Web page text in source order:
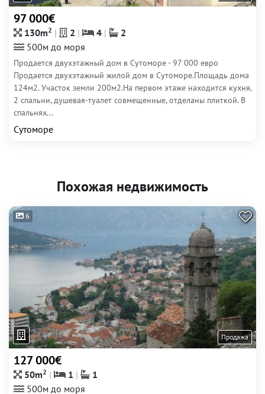
97 000€
130m2 2 4
2
500м до моря
Продается двухэтажный дом в Сутоморе - 97 000 евро
Продается двухэтажный жилой дом в Сутоморе.Площадь дома
124м2. Участок земли 200м2.На первом этаже находится кухня,
2 спальни, душевая-туалет совмещенные, отделаны плиткой. В
спальнях...
Сутоморе
Похожая недвижимость
6
Продажа
127 000€
50m2 1
1
500м до моря